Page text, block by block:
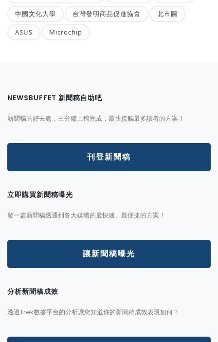
中國文化大學 台灣發明商品促進協會 北市圖
ASUS Microchip
NEWSBUFFET 新聞稿自助吧
新聞稿的好去處，三分鐘上稿完成，最快接觸最多讀者的方案！
刊登新聞稿
立即購買新聞稿曝光
發一篇新聞稿透通到各大媒體的最快速、最便捷的方案！
讓新聞稿曝光
分析新聞稿成效
透過Trek數據平台的分析讓您知道你的新聞稿成效表現如何？